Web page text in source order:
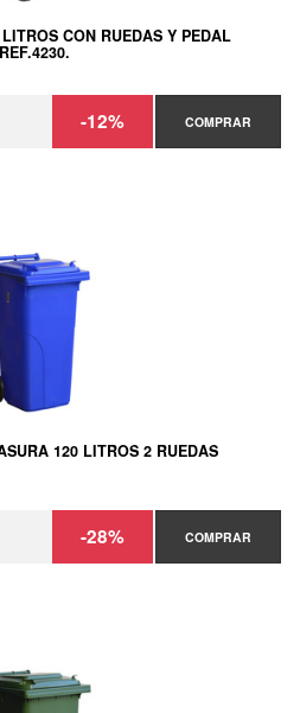
CON RUEDAS Y PEDAL
REF.4230.
-12% COMPRAR
120 LITROS 2 RUEDAS
-28% COMPRAR